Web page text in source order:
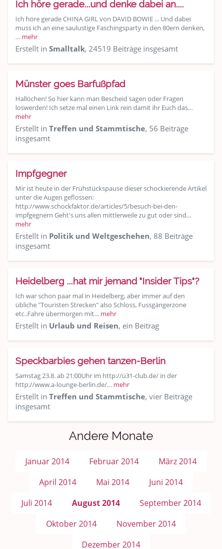
Ich höre gerade...und denke dabei an....
Ich höre gerade CHINA GIRL von DAVID BOWIE ... Und dabei
muss ich an eine saulustige Faschingsparty in den 80ern denken,
… mehr
Erstellt in Smalltalk, 24519 Beiträge insgesamt
Münster goes Barfußpfad
Hallöchen! So hier kann man Bescheid sagen oder Fragen
loswerden! Ich setze mal einen Link rein damit ihr Euch das…
mehr
Erstellt in Treffen und Stammtische, 56 Beiträge
insgesamt
Impfgegner
Mir ist heute in der Frühstückspause dieser schockierende Artikel
unter die Augen geflossen:
http://www.schockfaktor.de/articles/5/besuch-bei-den-
impfgegnern Geht's uns allen mittlerweile zu gut oder sind…
mehr
Erstellt in Politik und Weltgeschehen, 88 Beiträge
insgesamt
Heidelberg ...hat mir jemand "Insider Tips"?
Ich war schon paar mal in Heidelberg, aber immer auf den
übliche "Touristen Strecken" also Schloss, Fussgängerzone
etc..Fahre übermorgen mit… mehr
Erstellt in Urlaub und Reisen, ein Beitrag
Speckbarbies gehen tanzen-Berlin
Samstag 23.8. ab 21:00Uhr im http://ü31-club.de/ in der
http://www.a-lounge-berlin.de/… mehr
Erstellt in Treffen und Stammtische, vier Beiträge
insgesamt
Andere Monate
Januar 2014 Februar 2014
März 2014
April 2014
Mai 2014
Juni 2014
Juli 2014
August 2014
September 2014
Oktober 2014
November 2014
Dezember 2014